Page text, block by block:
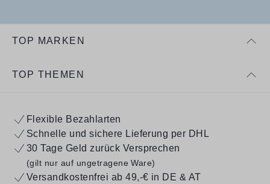
TOP MARKEN
TOP THEMEN
Flexible Bezahlarten
Schnelle und sichere Lieferung per DHL
30 Tage Geld zurück Versprechen
(gilt nur auf ungetragene Ware)
Versandkostenfrei ab 49,-€ in DE & AT